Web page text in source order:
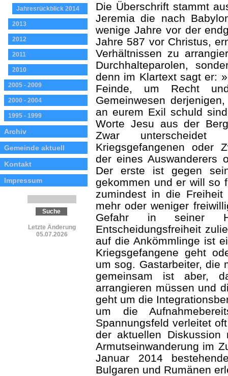
Jahresrückblick 2014
2013
2012
2011
2010
2005 - 2009
2000 - 2004
1995 - 1999
Archiv
Gemeinde aktuell
Kontakt
Impressum
Letzte Änderung
05.07.2026
Die Überschrift stammt
Jeremia die nach
wenige Jahre vor der
Jahre 587 vor Christus,
Verhältnissen zu
Durchhalteparolen,
denn im Klartext sagt er:
Feinde, um Recht
Gemeinwesen
an eurem Exil schuld
Worte Jesu aus der
Zwar
Kriegsgefangenen oder
der eines Auswanderers
Der erste ist gegen
gekommen und er will so
zumindest in die
mehr oder weniger
Gefahr in seiner
Entscheidungsfreiheit
auf die Ankömmlinge ist
Kriegsgefangene geht
um sog. Gastarbeiter, die
gemeinsam ist aber,
arrangieren müssen und
geht um die
um die
Spannungsfeld verleitet
der aktuellen
Armutseinwanderung im
Januar 2014
Bulgaren und Rumänen